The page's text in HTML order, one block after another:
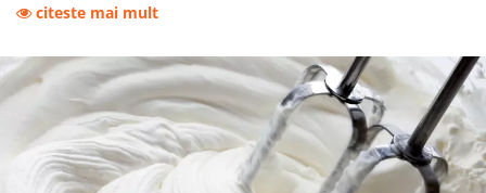
citeste mai mult